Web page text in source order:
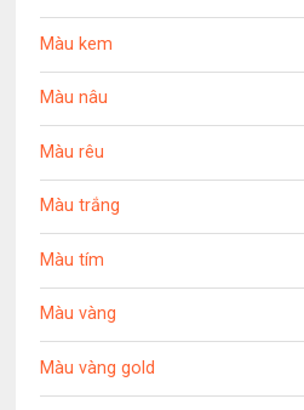
Màu kem
Màu nâu
Màu rêu
Màu trắng
Màu tím
Màu vàng
Màu vàng gold